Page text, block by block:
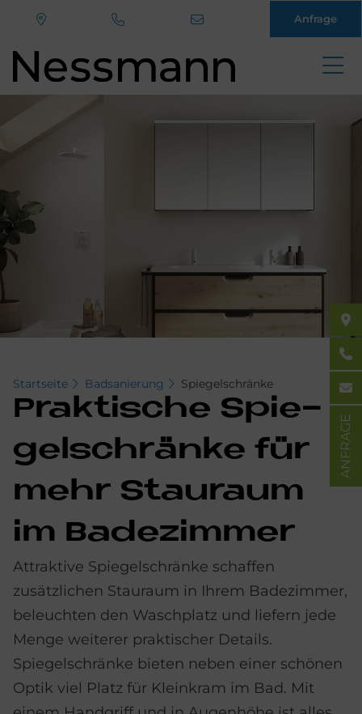
Anfrage
Startseite Badsanierung Spiegelschränke
Prak­ti­sche Spie­
gel­schrän­ke für
mehr Stau­raum
im Ba­de­zim­mer
Attraktive Spiegelschränke schaffen
zusätzlichen Stauraum in Ihrem Badezimmer,
beleuchten den Waschplatz und liefern jede
Menge weiterer praktischer Details.
Spiegelschränke bieten neben einer schönen
Optik viel Platz für Kleinkram im Bad. Mit
ANFRAGE